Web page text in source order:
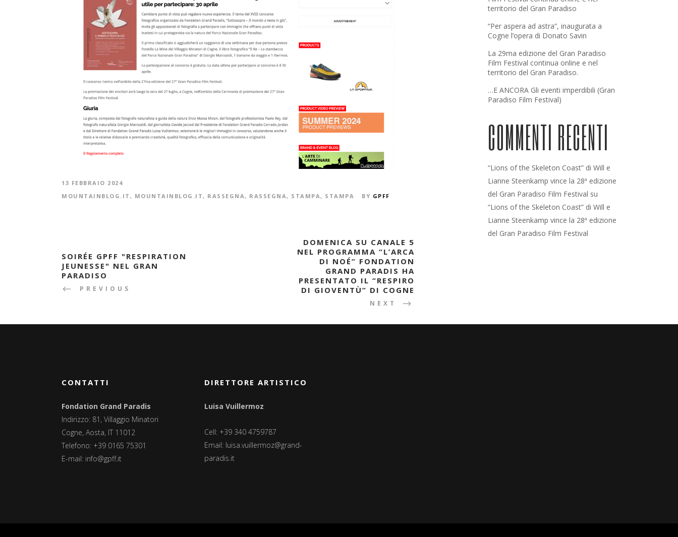
13 FEBBRAIO 2024
MOUNTAINBLOG.IT , MOUNTAINBLOG.IT, RASSEGNA, RASSEGNA, STAMPA, STAMPA BY GPFF
SOIRÉE GPFF "RESPIRATION
JEUNESSE" NEL GRAN
PARADISO
PREVIOUS
DOMENICA SU CANALE 5
NEL PROGRAMMA “L’ARCA
DI NOÉ” FONDATION
GRAND PARADIS HA
PRESENTATO IL “RESPIRO
DI GIOVENTÙ” DI COGNE
NEXT
territorio del Gran Paradiso
“Per aspera ad astra”, inaugurata a
Cogne l’opera di Donato Savin
La 29ma edizione del Gran Paradiso
Film Festival continua online e nel
territorio del Gran Paradiso.
…E ANCORA Gli eventi imperdibili (Gran
Paradiso Film Festival)
COMMENTI RECENTI
“Lions of the Skeleton Coast” di Will e
Lianne Steenkamp vince la 28ª edizione
del Gran Paradiso Film Festival su
“Lions of the Skeleton Coast” di Will e
Lianne Steenkamp vince la 28ª edizione
del Gran Paradiso Film Festival
CONTATTI
Fondation Grand Paradis
Indirizzo: 81, Villaggio Minatori
Cogne, Aosta, IT 11012
Telefono: +39 0165 75301
E-mail: info@gpff.it
DIRETTORE ARTISTICO
Luisa Vuillermoz
Cell: +39 340 4759787
Email: luisa.vuillermoz@grand-
paradis.it